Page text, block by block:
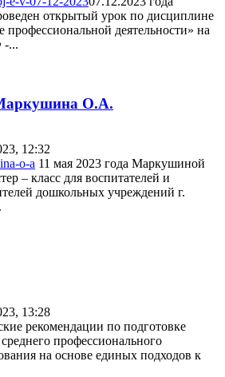
открытый урок по дисциплине
профессиональной деятельности» на
-...
О.А.
12:32
11 мая 2023 года Маркушиной
– класс для воспитателей и
дошкольных учреждений г.
13:28
рекомендации по подготовке
профессионального
на основе единых подходов к